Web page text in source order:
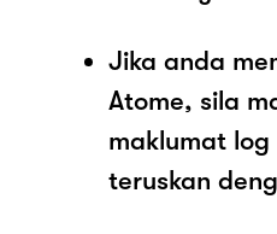
Jika anda
Atome, sila
maklumat
teruskan